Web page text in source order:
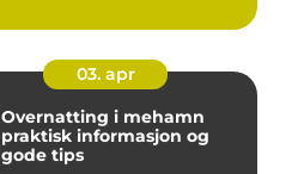
03. apr
Overnatting i mehamn
praktisk informasjon og
gode tips